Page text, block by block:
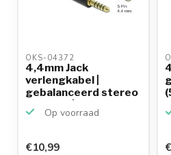
OKS-04372
4,4mm Jack
verlengkabel |
gebalanceerd stereo
Op voorraad
€10,99